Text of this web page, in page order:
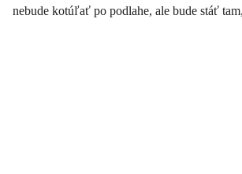
nebude kotúľať po podlahe, ale bude stáť